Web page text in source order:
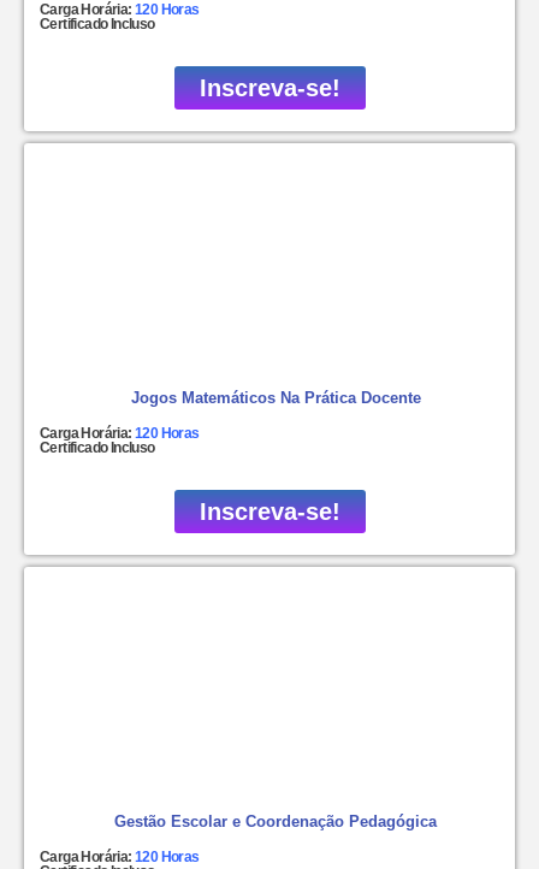
Carga Horária:120 Horas
Certificado Incluso
Inscreva-se!
Jogos Matemáticos Na Prática Docente
Carga Horária:120 Horas
Certificado Incluso
Inscreva-se!
Gestão Escolar e Coordenação Pedagógica
Carga Horária:120 Horas